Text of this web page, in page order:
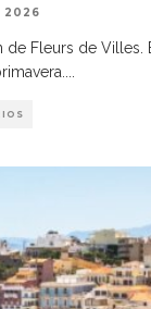
2026
de Fleurs de Villes.